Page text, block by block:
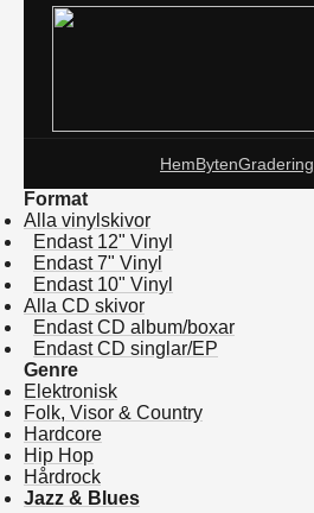
HemBytenGradering
Format
Alla vinylskivor
Endast 12" Vinyl
Endast 7" Vinyl
Endast 10" Vinyl
Alla CD skivor
Endast CD album/boxar
Endast CD singlar/EP
Genre
Elektronisk
Folk, Visor & Country
Hardcore
Hip Hop
Hårdrock
Jazz & Blues